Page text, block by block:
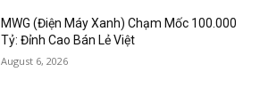
MWG (Điện Máy Xanh) Chạm Mốc 100.000
Tỷ: Đỉnh Cao Bán Lẻ Việt
August 6, 2026